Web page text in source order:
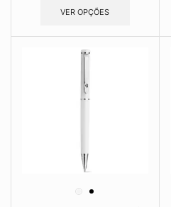
VER OPÇÕES